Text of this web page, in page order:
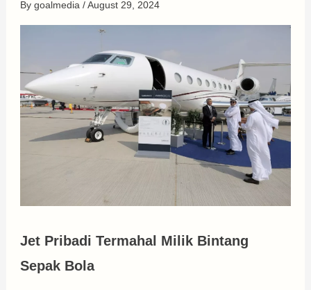
By goalmedia /August 29, 2024
Jet Pribadi Termahal Milik Bintang
Sepak Bola